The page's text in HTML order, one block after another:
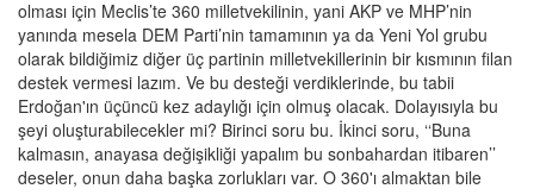
olması için Meclis’te 360 milletvekilinin, yani AKP ve MHP’nin
yanında mesela DEM Parti’nin tamamının ya da Yeni Yol grubu
olarak bildiğimiz diğer üç partinin milletvekillerinin bir kısmının filan
destek vermesi lazım. Ve bu desteği verdiklerinde, bu tabii
Erdoğan'ın üçüncü kez adaylığı için olmuş olacak. Dolayısıyla bu
şeyi oluşturabilecekler mi? Birinci soru bu. İkinci soru, ‘‘Buna
kalmasın, anayasa değişikliği yapalım bu sonbahardan itibaren’’
deseler, onun daha başka zorlukları var. O 360'ı almaktan bile